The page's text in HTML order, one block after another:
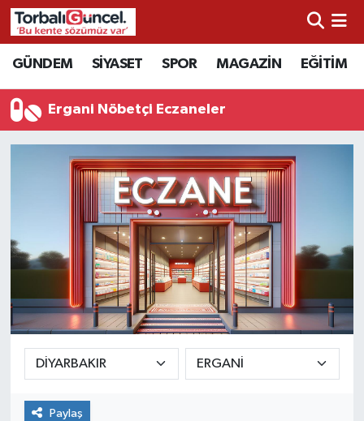
GÜNDEM SİYASET SPOR MAGAZİN EĞİTİM
Ergani Nöbetçi Eczaneler
Paylaş
İzmir Nöbetçi Eczaneler
İzmir Hava Durumu
İzmir Namaz Vakitleri
İzmir Trafik Yoğunluk Haritası
Süper Lig Puan Durumu ve Fikstür
Tüm Manşetler
Son Dakika Haberleri
Haber Arşivi